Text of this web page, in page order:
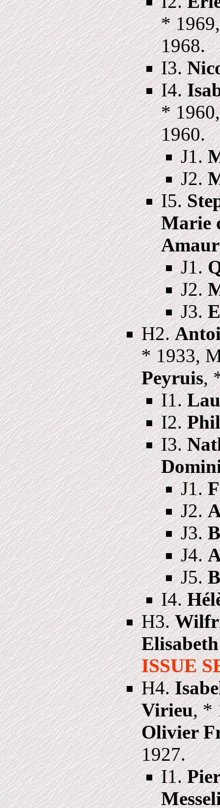
*
1968.
I3.
I4.
*
1960.
J1.
J2.
I5.
Marie
J1.
J2.
J3.
H2.
* 1933,
Peyruis,
I1.
I2.
I3.
J1.
J2.
J3.
J4.
J5.
I4.
H3.
ISSUE
H4.
Virieu, *
Olivier
1927.
I1.